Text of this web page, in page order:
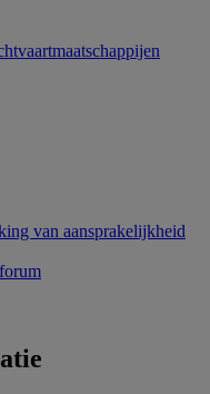
van aansprakelijkheid